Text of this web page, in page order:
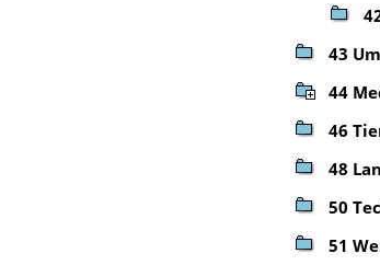
43
44
46
48
50
51